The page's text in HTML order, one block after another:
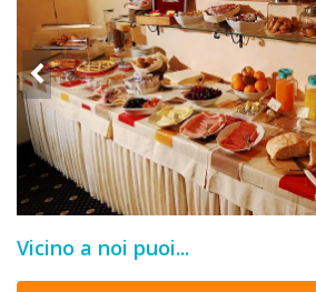
LUOGHI
A
DOG
OFFERTE
A
DOG
Vicino a noi puoi...